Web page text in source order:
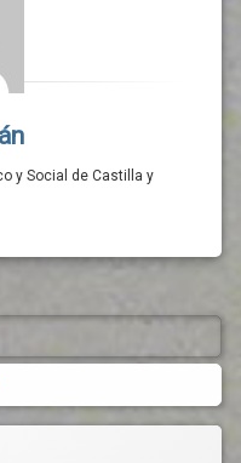
y Social de Castilla y